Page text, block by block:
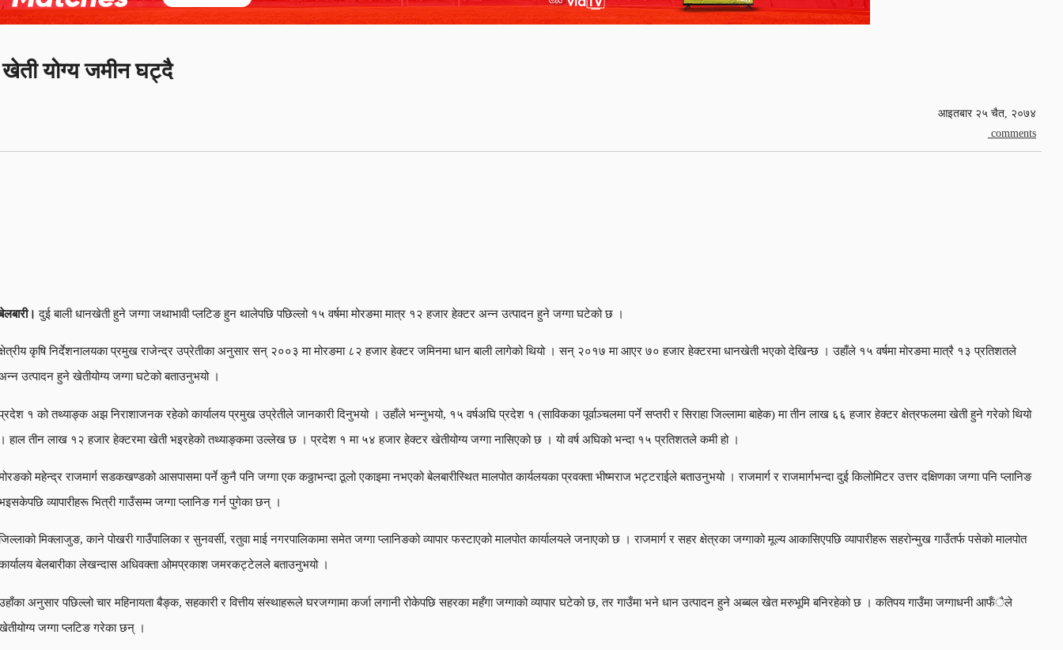
खेती योग्य जमीन घट्दै
आइतबार २५ चैत, २०७४
comments
दुई बाली धानखेती हुने जग्गा जथाभावी प्लटिङ हुन थालेपछि पछिल्लो १५ वर्षमा मोरङमा मात्र १२ हजार हेक्टर अन्न उत्पादन हुने जग्गा घटेको छ ।
कृषि निर्देशनालयका प्रमुख राजेन्द्र उप्रेतीका अनुसार सन् २००३ मा मोरङमा ८२ हजार हेक्टर जमिनमा धान बाली लागेको थियो । सन् २०१७ मा आएर ७० हजार हेक्टरमा धानखेती भएको देखिन्छ । उहाँले १५ वर्षमा मोरङमा मात्रै १३ प्रतिशतले
उत्पादन हुने खेतीयोग्य जग्गा घटेको बताउनुभयो ।
१ को तथ्याङ्क अझ निराशाजनक रहेको कार्यालय प्रमुख उप्रेतीले जानकारी दिनुभयो । उहाँले भन्नुभयो, १५ वर्षअघि प्रदेश १ (साविकका पूर्वाञ्चलमा पर्ने सप्तरी र सिराहा जिल्लामा बाहेक) मा तीन लाख ६६ हजार हेक्टर क्षेत्रफलमा खेती हुने गरेको थियो
हाल तीन लाख १२ हजार हेक्टरमा खेती भइरहेको तथ्याङ्कमा उल्लेख छ । प्रदेश १ मा ५४ हजार हेक्टर खेतीयोग्य जग्गा नासिएको छ । यो वर्ष अघिको भन्दा १५ प्रतिशतले कमी हो ।
महेन्द्र राजमार्ग सडकखण्डको आसपासमा पर्ने कुनै पनि जग्गा एक कठ्ठाभन्दा ठूलो एकाइमा नभएको बेलबारीस्थित मालपोत कार्यलयका प्रवक्ता भीष्मराज भट्टराईले बताउनुभयो । राजमार्ग र राजमार्गभन्दा दुई किलोमिटर उत्तर दक्षिणका जग्गा पनि प्लानिङ
व्यापारीहरू भित्री गाउँसम्म जग्गा प्लानिङ गर्न पुगेका छन् ।
मिक्लाजुङ, काने पोखरी गाउँपालिका र सुनवर्सी, रतुवा माई नगरपालिकामा समेत जग्गा प्लानिङको व्यापार फस्टाएको मालपोत कार्यालयले जनाएको छ । राजमार्ग र सहर क्षेत्रका जग्गाको मूल्य आकासिएपछि व्यापारीहरू सहरोन्मुख गाउँतर्फ पसेको मालपोत
बेलबारीका लेखन्दास अधिवक्ता ओमप्रकाश जमरकट्टेलले बताउनुभयो ।
अनुसार पछिल्लो चार महिनायता बैङ्क, सहकारी र वित्तीय संस्थाहरूले घरजग्गामा कर्जा लगानी रोकेपछि सहरका महँगा जग्गाको व्यापार घटेको छ, तर गाउँमा भने धान उत्पादन हुने अब्बल खेत मरुभूमि बनिरहेको छ । कतिपय गाउँमा जग्गाधनी आफँैले
जग्गा प्लटिङ गरेका छन् ।